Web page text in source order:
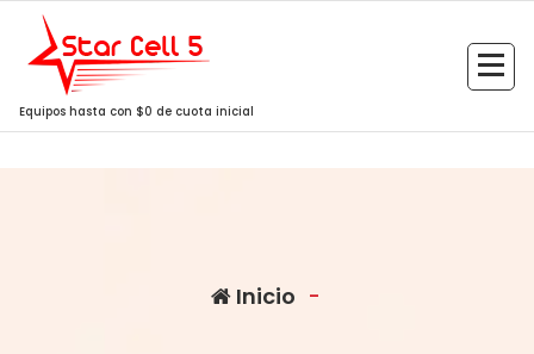
Saltar
contenido
Equipos hasta con $0 de cuota inicial
Inicio -